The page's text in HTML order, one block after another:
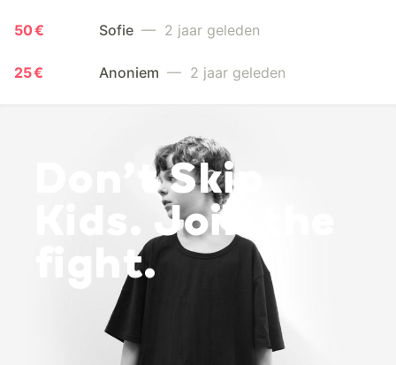
50 € Sofie — 2 jaar geleden
25 € Anoniem — 2 jaar geleden
Don’t Skip
Kids. Join the
fight.